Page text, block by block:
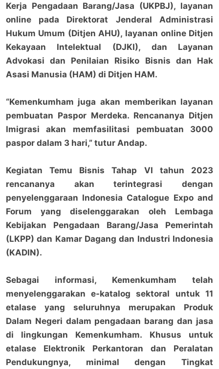
Kerja Pengadaan Barang/Jasa (UKPBJ), layanan
online pada Direktorat Jenderal Administrasi
Hukum Umum (Ditjen AHU), layanan online Ditjen
Kekayaan Intelektual (DJKI), dan Layanan
Advokasi dan Penilaian Risiko Bisnis dan Hak
Asasi Manusia (HAM) di Ditjen HAM.
“Kemenkumham juga akan memberikan layanan
pembuatan Paspor Merdeka. Rencananya Ditjen
Imigrasi akan memfasilitasi pembuatan 3000
paspor dalam 3 hari,” tutur Andap.
Kegiatan Temu Bisnis Tahap VI tahun 2023
rencananya akan terintegrasi dengan
penyelenggaraan Indonesia Catalogue Expo and
Forum yang diselenggarakan oleh Lembaga
Kebijakan Pengadaan Barang/Jasa Pemerintah
(LKPP) dan Kamar Dagang dan Industri Indonesia
(KADIN).
Sebagai informasi, Kemenkumham telah
menyelenggarakan e-katalog sektoral untuk 11
etalase yang seluruhnya merupakan Produk
Dalam Negeri dalam pengadaan barang dan jasa
di lingkungan Kemenkumham. Khusus untuk
etalase Elektronik Perkantoran dan Peralatan
Pendukungnya, minimal dengan Tingkat